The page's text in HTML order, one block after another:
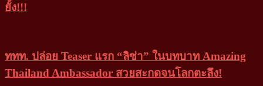
ยั้ง!!!
ททท. ปล่อย Teaser แรก “ลิซ่า” ในบทบาท Amazing
Thailand Ambassador สวยสะกดจนโลกตะลึง!